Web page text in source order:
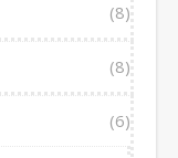
(8)
(8)
(6)